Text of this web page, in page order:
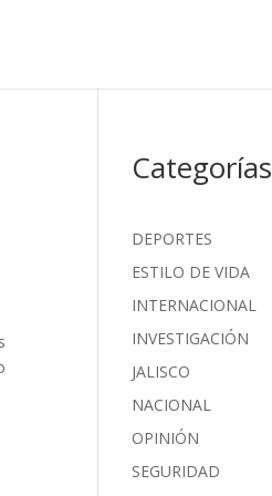
Categorías
DEPORTES
ESTILO DE VIDA
INTERNACIONAL
INVESTIGACIÓN
JALISCO
NACIONAL
OPINIÓN
SEGURIDAD